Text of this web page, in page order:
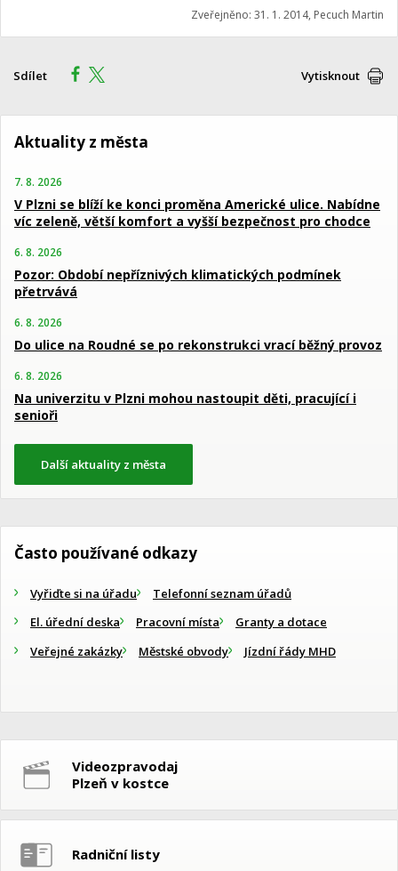
Zveřejněno: 31. 1. 2014, Pecuch Martin
Sdílet Vytisknout
Aktuality z města
7. 8. 2026
V Plzni se blíží ke konci proměna Americké ulice. Nabídne
víc zeleně, větší komfort a vyšší bezpečnost pro chodce
6. 8. 2026
Pozor: Období nepříznivých klimatických podmínek
přetrvává
6. 8. 2026
Do ulice na Roudné se po rekonstrukci vrací běžný provoz
6. 8. 2026
Na univerzitu v Plzni mohou nastoupit děti, pracující i
senioři
Další aktuality z města
Často používané odkazy
Vyřiďte si na úřadu
Telefonní seznam úřadů
El. úřední deska
Pracovní místa
Granty a dotace
Veřejné zakázky
Městské obvody Jízdní řády MHD
Videozpravodaj
Plzeň v kostce
Radniční listy